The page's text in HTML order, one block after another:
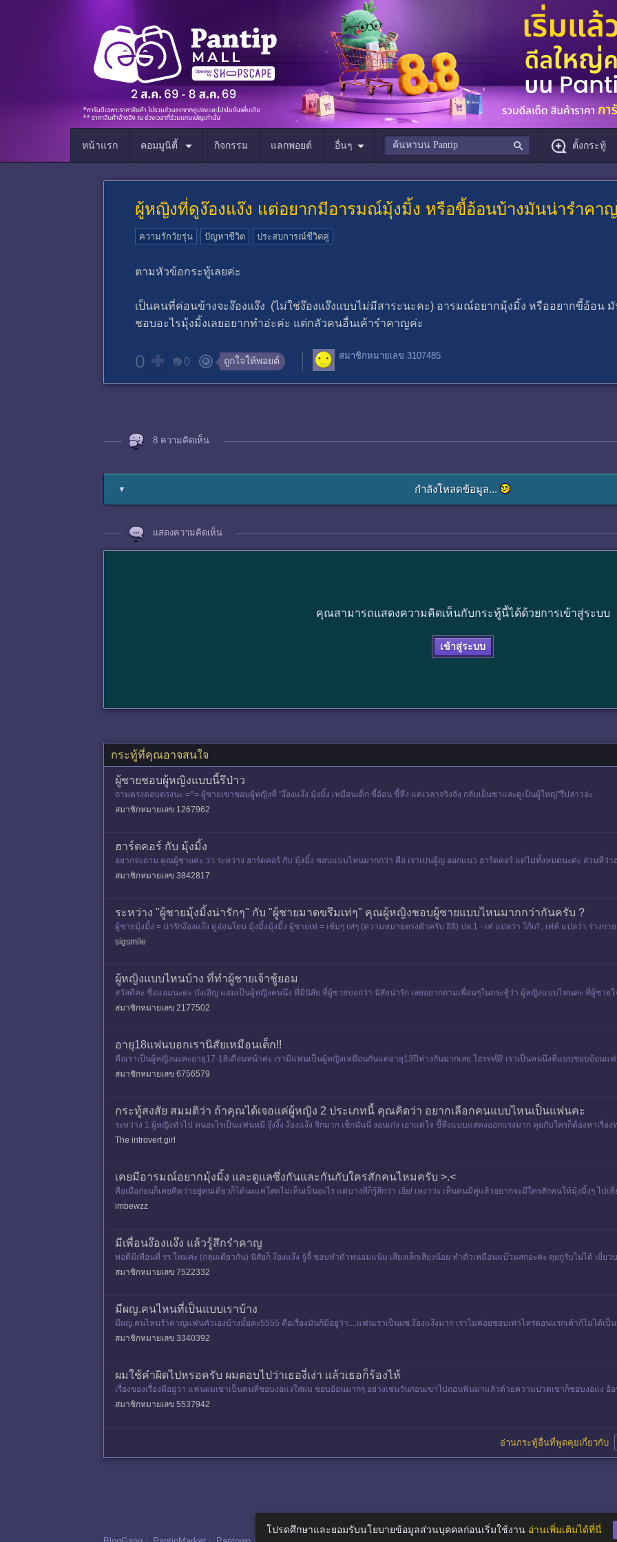
หน้าแรก คอมมูนิตี้ กิจกรรม แลกพอยต์ อื่นๆ ตั้งกระทู้
ผู้หญิงที่ดูง๊องแง๊ง แต่อยากมีอารมณ์มุ้งมิ้ง หรือขี้อ้อนบ้างมันน่ารำคา
ความรักวัยรุ่น ปัญหาชีวิต ประสบการณ์ชีวิตคู่
ตามหัวข้อกระทู้เลยค่ะ
เป็นคนที่ค่อนข้างจะง๊องแง๊ง (ไม่ใช่ง๊องแง๊งแบบไม่มีสาระนะคะ) อารมณ์อยากมุ้งมิ้ง หรืออยากขี้อ้อน
ชอบอะไรมุ้งมิ้งเลยอยากทำอ่ะค่ะ แต่กลัวคนอื่นเค้ารำคาญค่ะ
0 0 ถูกใจให้พอยต์ สมาชิกหมายเลข 3107485
8 ความคิดเห็น
▼ กำลังโหลดข้อมูล...
แสดงความคิดเห็น
คุณสามารถแสดงความคิดเห็นกับกระทู้นี้ได้ด้วยการเข้าสู่ระบบ
เข้าสู่ระบบ
กระทู้ที่คุณอาจสนใจ
ผู้ชายชอบผู้หญิงแบบนี้รึป่าว
ถามตรงตอบตรงนะ =^= ผู้ชายเขาชอบผู้หญิงที่ "ง๊องแง๊ง มุ้งมิ้ง เหมือนเด็ก ขี้อ้อน ขี้หึง แต่เวลาจริงจัง กลับเย็นชาและดูเป็นผู้ใหญ่"รึปล่าวอ่ะ
สมาชิกหมายเลข 1267962
ฮาร์ดคอร์ กับ มุ้งมิ้ง
อยากจะถาม คุณผู้ชายค่ะ ว่า ระหว่าง ฮาร์ดคอร์ กับ มุ้งมิ้ง ชอบแบบไหนมากกว่า คือ เราเปนผู้ญ ออกแนว ฮาร์ดคอร์ แต่ไม่ทั้งหมดนะค่ะ ส่วนที่ว่
อบแบบสบายๆซ
สมาชิกหมายเลข 3842817
ระหว่าง "ผู้ชายมุ้งมิ้งน่ารักๆ" กับ "ผู้ชายมาดขรึมเท่ๆ" คุณผู้หญิงชอบผู้ชายแบบไหนมากกว่ากันครับ ?
ผู้ชายมุ้งมิ้ง = น่ารักง๊องแง๊ง ดูอ่อนโยน มุ้งมิ้งมุ้งมิ้ง ผู้ชายเท่ = เข้มๆ เท่ๆ (ความหมายตรงตัวครับ อิอิ) ปล.1 - เท่ แปลว่า โก้เก๋ , เท่ห์ แปลว่า ร่างก
sigsmile
ผู้หญิงแบบไหนบ้าง ที่ทำผู้ชายเจ้าชู้ยอม
สวัสดีคะ ชื่อแอมนะคะ บังเอิญ แอมเป็นผู้หญิงคนนึง ที่มีนิสัย ที่ผู้ชายบอกว่า นิสัยน่ารัก เลยอยากถามเพื่อนๆในกระทู้ว่า ผู้หญิงแบบไหนคะ ที่ผู้ชา
ย
สมาชิกหมายเลข 2177502
อายุ18แฟนบอกเรานิสัยเหมือนเด็ก!!
คือเราเป็นผู้หญิงนะคะอายุ17-18เดือนหน้าค่ะ เรามีแฟนเป็นผู้หญิงเหมือนกันแต่อายุ13ปีห่างกันมากเลย โฮรรร😾 เราเป็นคนนึงที่แบบชอบอ้อนแ
อด แล้วเราก็ชอบพูดทำเสีย
สมาชิกหมายเลข 6756579
กระทู้สงสัย สมมติว่า ถ้าคุณได้เจอแค่ผู้หญิง 2 ประเภทนี้ คุณคิดว่า อยากเลือกคนแบบไหนเป็นแฟนคะ
ระหว่าง 1.ผู้หญิงทั่วไป คนอะไรเป็นแฟนหมี งุ๊งงิ๊ง ง๊องแง๊ง จิกมาก เช็กนั่นนี่ งอนเก่ง เอาแต่ใจ ขี้หึงแบบแสดงออกแรงมาก คุยกับใครก็ต้องหาเรื่อ
รเก่งย
The introvert girl
เคยมีอารมณ์อยากมุ้งมิ้ง และดูแลซึ่งกันและกันกับใครสักคนไหมครับ >.<
คือเมื่อก่อนก็เคยคิดว่าอยู่คนเดียวก็ได้นะแค่โสดไม่เห็นเป็นอะไร แต่บางทีก็รู้สึกว่า เฮ้ย! เหงาว่ะ เห็นคนมีคู่แล้วอยากจะมีใครสักคนให้มุ้งมิ้งๆ ไป
ร
imbewzz
มีเพื่อนง๊องแง๊ง แล้วรู้สึกรำคาญ
พอดีมีเพื่อนที่ รร.ใหม่ค่ะ (กลุ่มเดียวกัน) นิสัยก็ ง๊องแง๊ง จู้จี้ ชอบทำตัวหน่อมแน้ม เสียงเล็กเสียงน้อย ทำตัวเหมือนแบ๊วมสกอะค่ะ คุยกูรับไม่ได้ เยี่ย
สมาชิกหมายเลข 7522332
มีผญ.คนไหนที่เป็นแบบเราบ้าง
มีผญ.คนไหนรำคาญแฟนคัวเองบ้างมั้ยคะ5555 คือเรื่องมันก้มีอยู่ว่า....แฟนเราเป็นผช.ง๊องแง๊งมาก เราไม่ค่อยชอบเท่าไหร่ตอนแรกเค้าก้ไม่ได้เ
ด้แชทกันมากเท่
สมาชิกหมายเลข 3340392
ผมใช้คำผิดไปหรอครับ ผมตอบไปว่าเธองี่เง่า แล้วเธอก็ร้องไห้
เรื่องของเรื่องมีอยู่ว่า แฟนผมเขาเป็นคนที่ชอบงอแงใส่ผม ชอบอ้อนมากๆ อย่างเช่นวันก่อนเขาไปถอนฟันมาแล้วด้วยความปวดเขาก็ชอบงอแง
างอแงมาอ้อนผมทั้งวัน แล้วถ
สมาชิกหมายเลข 5537942
อ่านกระทู้อื่นที่พูดคุยเกี่ยวกับ
โปรดศึกษาและยอมรับนโยบายข้อมูลส่วนบุคคลก่อนเริ่มใช้งาน อ่านเพิ่มเติมได้ที่นี่